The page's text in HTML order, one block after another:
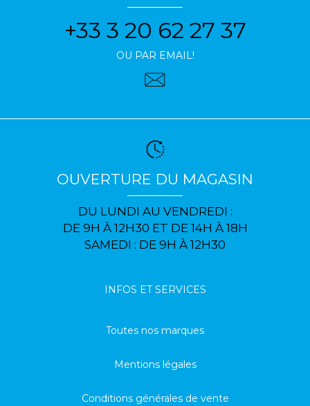
+33 3 20 62 27 37
OU PAR EMAIL!
OUVERTURE DU MAGASIN
DU LUNDI AU VENDREDI :
DE 9H À 12H30 ET DE 14H À 18H
SAMEDI : DE 9H À 12H30
INFOS ET SERVICES
Toutes nos marques
Mentions légales
Conditions générales de vente